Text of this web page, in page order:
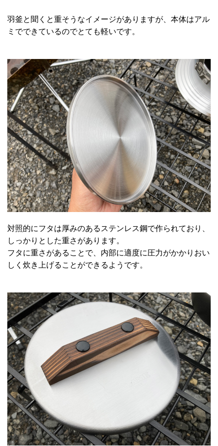
羽釜と聞くと重そうなイメージがありますが、本体はアル
ミでできているのでとても軽いです。
対照的にフタは厚みのあるステンレス鋼で作られており、
しっかりとした重さがあります。
フタに重さがあることで、内部に適度に圧力がかかりおい
しく炊き上げることができるようです。